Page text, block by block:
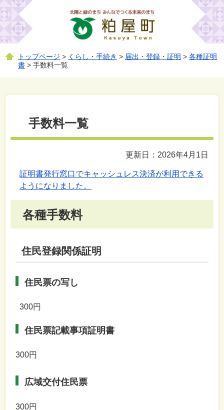
トップページ > くらし・手続き > 届出・登録・証明 >各種証明
書 > 手数料一覧
手数料一覧
更新日：2026年4月1日
証明書発行窓口でキャッシュレス決済が利用できる
ようになりました。
各種手数料
住民登録関係証明
住民票の写し
300円
住民票記載事項証明書
300円
広域交付住民票
300円